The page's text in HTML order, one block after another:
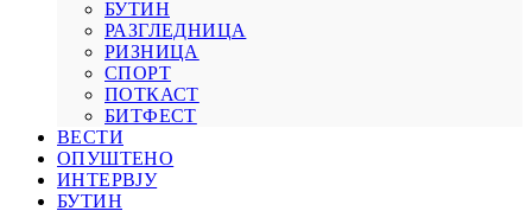
БУТИН
РАЗГЛЕДНИЦА
РИЗНИЦА
СПОРТ
ПОТКАСТ
БИТФЕСТ
ВЕСТИ
ОПУШТЕНО
ИНТЕРВЈУ
БУТИН